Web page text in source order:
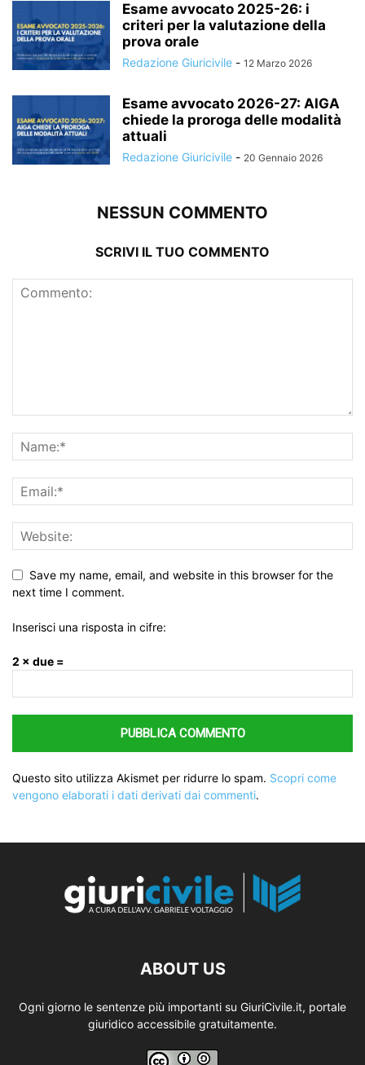
Esame avvocato 2025-26: i
criteri per la valutazione della
prova orale
Redazione Giuricivile - 12 Marzo 2026
Esame avvocato 2026-27: AIGA
chiede la proroga delle modalità
attuali
Redazione Giuricivile - 20 Gennaio 2026
NESSUN COMMENTO
SCRIVI IL TUO COMMENTO
Save my name, email, and website in this browser for the
next time I comment.
Inserisci una risposta in cifre:
2 × due =
Questo sito utilizza Akismet per ridurre lo spam. Scopri come
vengono elaborati i dati derivati dai commenti.
ABOUT US
Ogni giorno le sentenze più importanti su GiuriCivile.it, portale
giuridico accessibile gratuitamente.